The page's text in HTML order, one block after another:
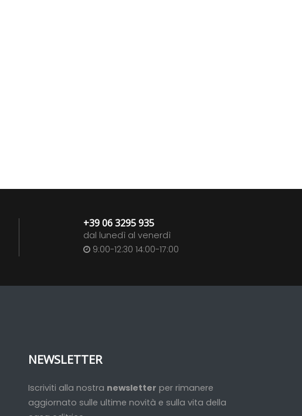
+39 06 3295 935
dal lunedì al venerdì
9:00-12:30 14:00-17:00
NEWSLETTER
Iscriviti alla nostra newsletter per rimanere
aggiornato sulle ultime novità e sulla vita della